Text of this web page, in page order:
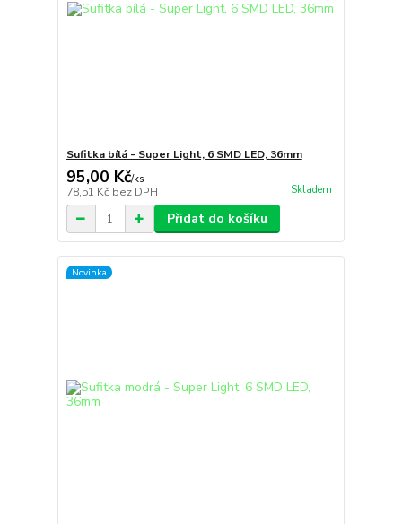
Sufitka bílá - Super Light, 6 SMD LED, 36mm
95,00 Kč/ks
78,51 Kč bez DPH Skladem
Přidat do košíku
Novinka